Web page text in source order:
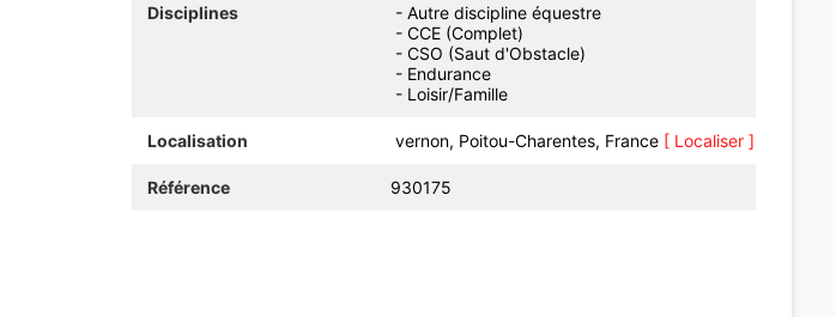
Disciplines
- Autre discipline équestre
- CCE (Complet)
- CSO (Saut d'Obstacle)
- Endurance
- Loisir/Famille
Localisation vernon, Poitou-Charentes, France [ Localiser ]
Référence 930175